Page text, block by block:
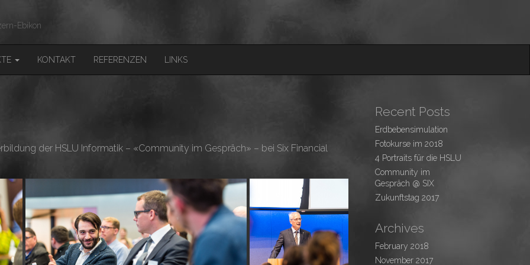
Ebikon
KONTAKT REFERENZEN LINKS
der HSLU Informatik – «Community im Gespräch» – bei Six Financial
Recent Posts
Erdbebensimulation
Fotokurse im 2018
4 Portraits für die HSLU
Community im
Gespräch @ SIX
Zukunftstag 2017
Archives
February 2018
November 2017